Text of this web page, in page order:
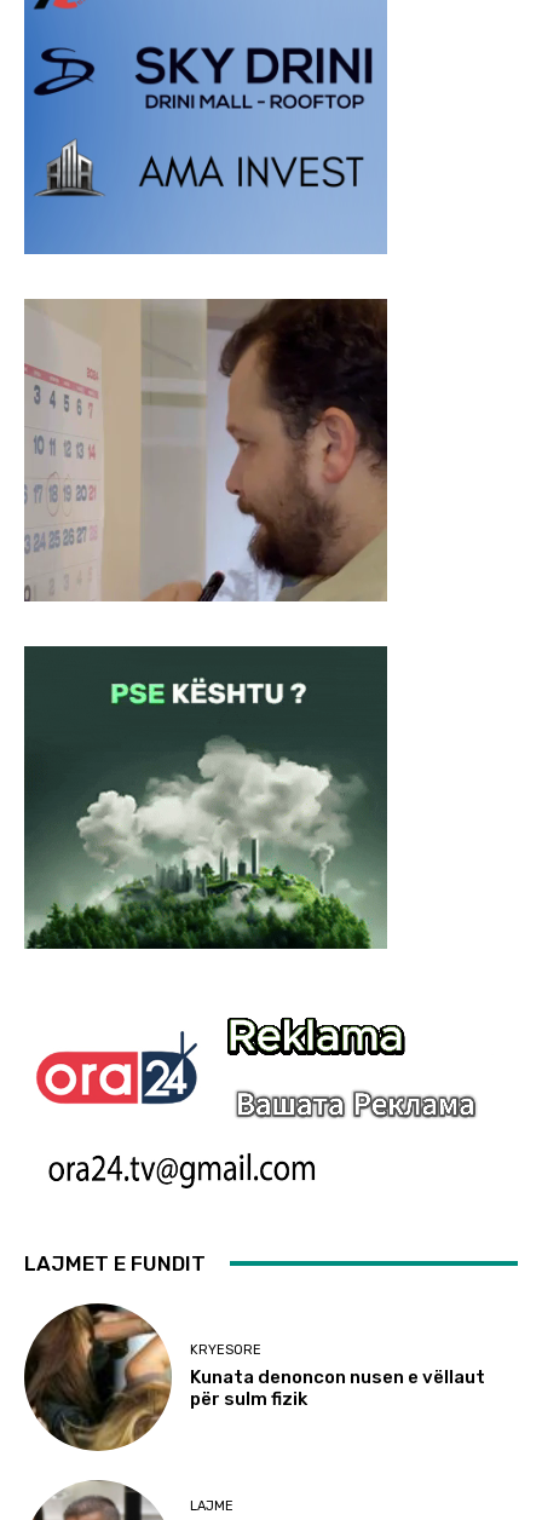
LAJMET E FUNDIT
KRYESORE
Kunata denoncon nusen e vëllaut
për sulm fizik
LAJME